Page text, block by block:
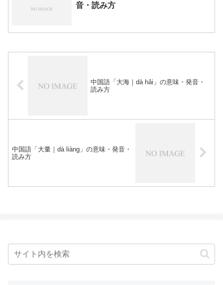
音・読み方
中国語「大海｜dà hǎi」の意味・発音・
読み方
中国語「大量｜dà liàng」の意味・発音・
読み方